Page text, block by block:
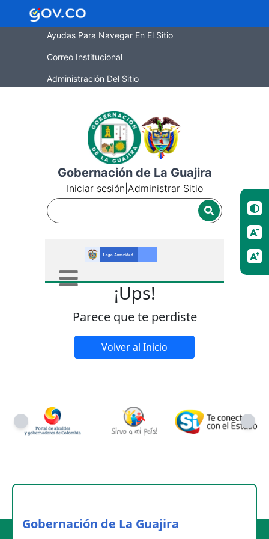
Ayudas Para Navegar En El Sitio
Correo Institucional
Administración Del Sitio
Gobernación de La Guajira
Iniciar sesión Administrar Sitio
¡Ups!
Parece que te perdiste
Volver al Inicio
Gobernación de La Guajira